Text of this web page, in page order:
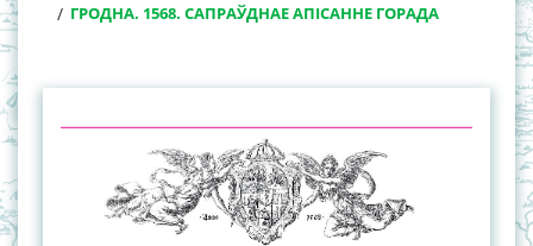
ГРОДНА. 1568. САПРАЎДНАЕ АПІСАННЕ ГОРАДА